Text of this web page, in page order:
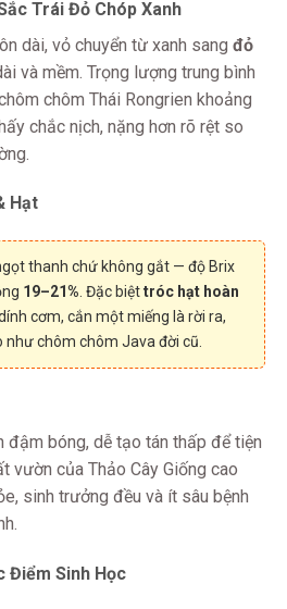
Trái Đỏ Chóp Xanh
dài, vỏ chuyển từ xanh sang đỏ
và mềm. Trọng lượng trung bình
chôm Thái Rongrien khoảng
chắc nịch, nặng hơn rõ rệt so
Hạt
thanh chứ không gắt — độ Brix
19–21%. Đặc biệttróc hạt hoàn
cơm, cắn một miếng là rời ra,
như chôm chôm Java đời cũ.
đậm bóng, dễ tạo tán thấp để tiện
vườn của Thảo Cây Giống cao
sinh trưởng đều và ít sâu bệnh
Điểm Sinh Học